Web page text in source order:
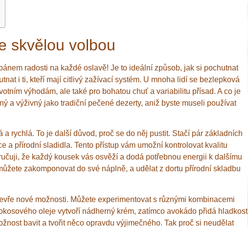
skvělou volbou
radosti na každé oslavě! Je to ideální způsob, jak si pochutnat
i ti, kteří mají citlivý zažívací systém. U mnoha lidí se bezlepková
výhodám, ale také pro bohatou chuť a variabilitu přísad. A co je
a výživný jako tradiční pečené dezerty, aniž byste museli používat
rychlá. To je další důvod, proč se do něj pustit. Stačí pár základních
a přírodní sladidla. Tento přístup vám umožní kontrolovat kvalitu
že každý kousek vás osvěží a dodá potřebnou energii k dalšímu
zakomponovat do své náplně, a udělat z dortu přírodní skladbu
nové možnosti. Můžete experimentovat s různými kombinacemi
oleje vytvoří nádherný krém, zatímco avokádo přidá hladkost
bavit a tvořit něco opravdu výjimečného. Tak proč si neudělat